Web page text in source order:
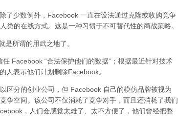
了少数例外，Facebook 一直在设法通过克隆或收购竞争
类的在线方式。这是一种习惯于不可替代性的商战策略。
所谓的用武之地了。
Facebook “合法保护他们的数据”；根据最近针对技术
人表示他们计划删除Facebook。
区分的创业公司，但 Facebook 自己的模仿品牌被视为
争空间。该公司不仅消耗了竞争对手，而且还消耗了我们
，人们会感觉太难了、太不方便了，他们曾经把整